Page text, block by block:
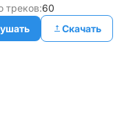
треков:60
Скачать